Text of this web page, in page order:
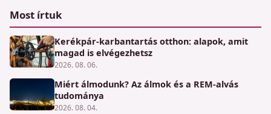
Most írtuk
Kerékpár-karbantartás otthon: alapok, amit
magad is elvégezhetsz
2026. 08. 06.
Miért álmodunk? Az álmok és a REM-alvás
tudománya
2026. 08. 04.